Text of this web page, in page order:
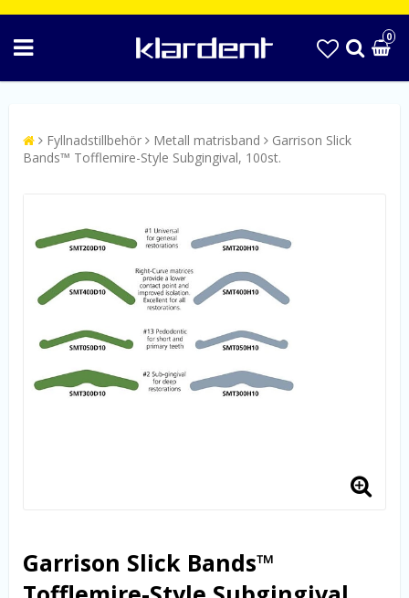
0
Fyllnadstillbehör Metall matrisband
Garrison Slick
Bands™ Tofflemire-Style Subgingival, 100st.
Garrison Slick Bands™